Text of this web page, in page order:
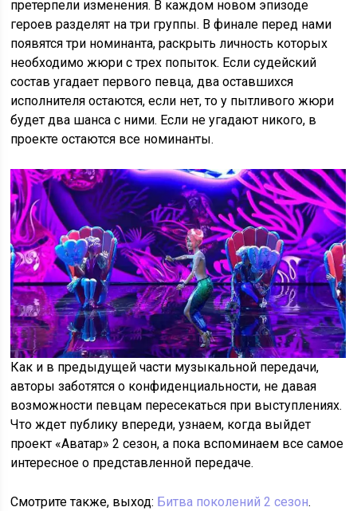
претерпели изменения. В каждом новом эпизоде
героев разделят на три группы. В финале перед нами
появятся три номинанта, раскрыть личность которых
необходимо жюри с трех попыток. Если судейский
состав угадает первого певца, два оставшихся
исполнителя остаются, если нет, то у пытливого жюри
будет два шанса с ними. Если не угадают никого, в
проекте остаются все номинанты.
Как и в предыдущей части музыкальной передачи,
авторы заботятся о конфиденциальности, не давая
возможности певцам пересекаться при выступлениях.
Что ждет публику впереди, узнаем, когда выйдет
проект «Аватар» 2 сезон, а пока вспоминаем все самое
интересное о представленной передаче.
Смотрите также, выход: Битва поколений 2 сезон.